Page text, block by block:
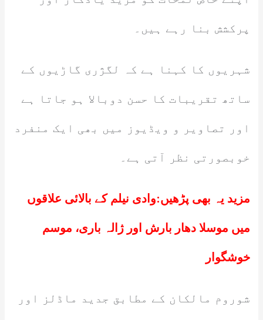
پرکشش بنا رہے ہیں۔
شہریوں کا کہنا ہے کہ لگژری گاڑیوں کے
ساتھ تقریبات کا حسن دوبالا ہو جاتا ہے
اور تصاویر و ویڈیوز میں بھی ایک منفرد
خوبصورتی نظر آتی ہے۔
مزید یہ بھی پڑھیں:وادی نیلم کے بالائی علاقوں
میں موسلا دھار بارش اور ژالہ باری، موسم
خوشگوار
شوروم مالکان کے مطابق جدید ماڈلز اور